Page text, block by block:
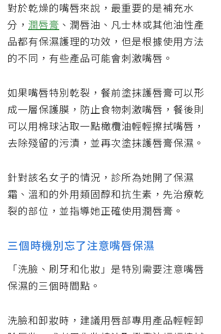
對於乾燥的嘴唇來說，最重要的是補充水
分， 潤唇膏 、潤唇油、凡士林或其他油性產
品都有保濕護理的功效，但是根據使用方法
的不同，有些產品可能會刺激嘴唇。
如果嘴唇特別乾裂，餐前塗抹護唇膏可以形
成一層保護膜，防止食物刺激嘴唇，餐後則
可以用棉球沾取一點橄欖油輕輕擦拭嘴唇，
去除殘留的污漬，並再次塗抹護唇膏保濕。
針對該名女子的情況，診所為她開了保濕
霜、溫和的外用類固醇和抗生素，先治療乾
裂的部位，並指導她正確使用潤唇膏。
三個時機別忘了注意嘴唇保濕
「洗臉、刷牙和化妝」是特別需要注意嘴唇
保濕的三個時間點。
洗臉和卸妝時，建議用唇部專用產品輕輕卸